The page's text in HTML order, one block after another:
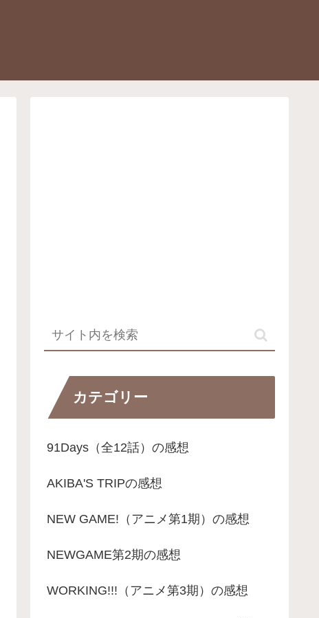
カテゴリー
91Days（全12話）の感想
AKIBA'S TRIPの感想
NEW GAME!（アニメ第1期）の感想
NEWGAME第2期の感想
WORKING!!!（アニメ第3期）の感想